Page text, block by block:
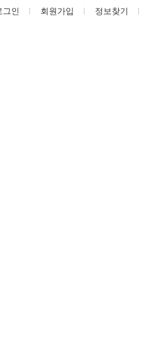
그인 회원가입 정보찾기